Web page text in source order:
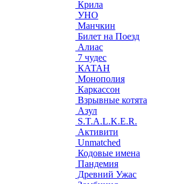
Крила
УНО
Манчкин
Билет на Поезд
Алиас
7 чудес
КАТАН
Монополия
Каркассон
Взрывные котята
Азул
S.T.A.L.K.E.R.
Активити
Unmatched
Кодовые имена
Пандемия
Древний Ужас